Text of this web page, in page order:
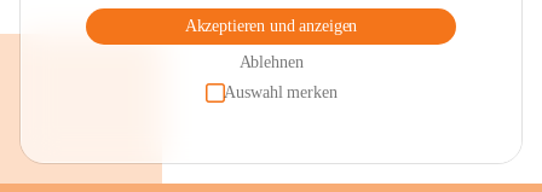
Akzeptieren und anzeigen
Ablehnen
Auswahl merken